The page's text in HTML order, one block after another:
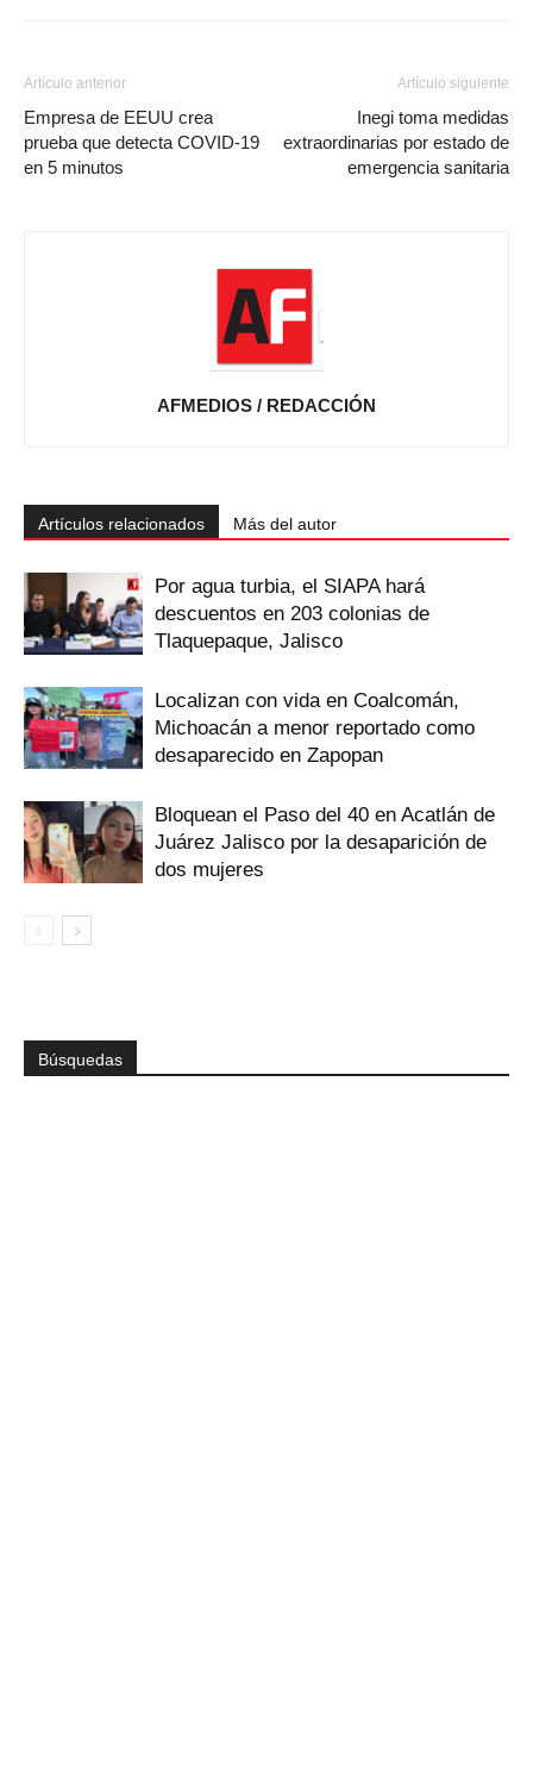
Artículo anterior
Empresa de EEUU crea
prueba que detecta COVID-19
en 5 minutos
Artículo siguiente
Inegi toma medidas
extraordinarias por estado de
emergencia sanitaria
AFMEDIOS / REDACCIÓN
Artículos relacionados Más del autor
Por agua turbia, el SIAPA hará
descuentos en 203 colonias de
Tlaquepaque, Jalisco
Localizan con vida en Coalcomán,
Michoacán a menor reportado como
desaparecido en Zapopan
Bloquean el Paso del 40 en Acatlán de
Juárez Jalisco por la desaparición de
dos mujeres
Búsquedas